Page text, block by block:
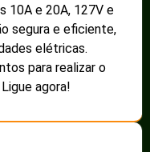
10A e 20A, 127V e
segura e eficiente,
elétricas.
para realizar o
agora!